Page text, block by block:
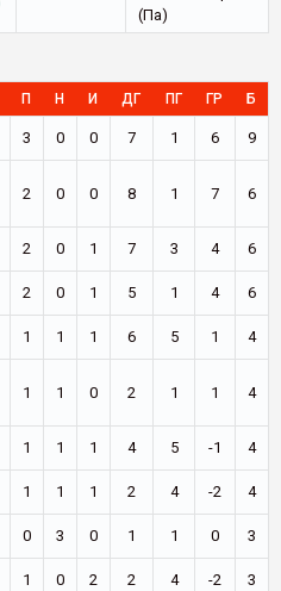
(Па)
П Н И ДГ ПГ ГР Б
3 0 0 7 1 6 9
2 0 0 8 1 7 6
2 0 1 7 3 4 6
2 0 1 5 1 4 6
1 1 1 6 5 1 4
1 1 0 2 1 1 4
1 1 1 4 5 -1 4
1 1 1 2 4 -2 4
0 3 0 1 1 0 3
1 0 2 2 4 -2 3